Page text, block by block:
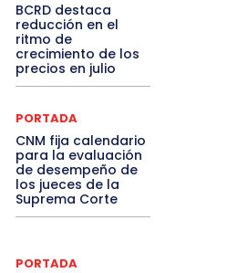
BCRD destaca
reducción en el
ritmo de
crecimiento de los
precios en julio
PORTADA
CNM fija calendario
para la evaluación
de desempeño de
los jueces de la
Suprema Corte
PORTADA